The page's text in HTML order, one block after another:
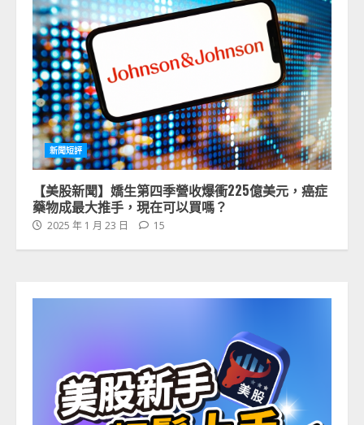
新聞短評
【美股新聞】嬌生第四季營收爆衝225億美元，癌症
藥物成最大推手，現在可以買嗎？
2025 年 1 月 23 日 15